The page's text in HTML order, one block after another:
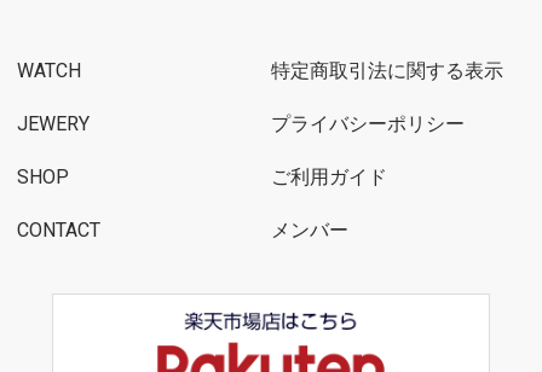
WATCH
JEWERY
SHOP
CONTACT
特定商取引法に関する表示
プライバシーポリシー
ご利用ガイド
メンバー